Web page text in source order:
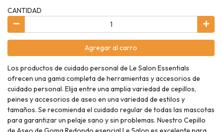
CANTIDAD
Agregar al carro
Los productos de cuidado personal de Le Salon Essentials
ofrecen una gama completa de herramientas y accesorios de
cuidado personal. Elija entre una amplia variedad de cepillos,
peines y accesorios de aseo en una variedad de estilos y
tamaños. Se recomienda el cuidado regular de todas las mascotas
para garantizar un pelaje sano y sin problemas. Nuestro Cepillo